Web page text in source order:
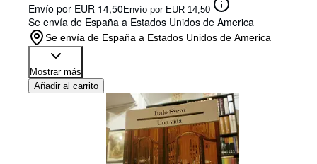
Envío por EUR 14,50Envío por EUR 14,50
Se envía de España a Estados Unidos de America
Se envía de España a Estados Unidos de America
Mostrar más
Añadir al carrito